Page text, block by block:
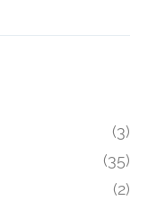
(3)
(35)
(2)